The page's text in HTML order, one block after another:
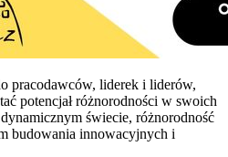
pracodawców, liderek i liderów,
potencjał różnorodności w swoich
świecie, różnorodność
budowania innowacyjnych i